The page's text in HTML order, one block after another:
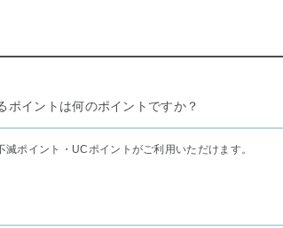
イントは何のポイントですか？
ポイント・UCポイントがご利用いただけます。